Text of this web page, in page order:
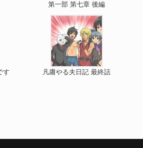
第一部 第七章 後編
す
凡庸やる夫日記 最終話